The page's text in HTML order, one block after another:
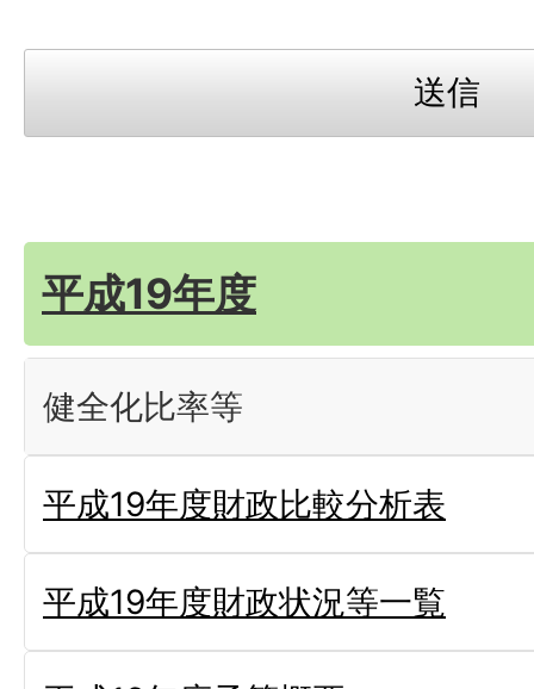
平成19年度
健全化比率等
平成19年度財政比較分析表
平成19年度財政状況等一覧